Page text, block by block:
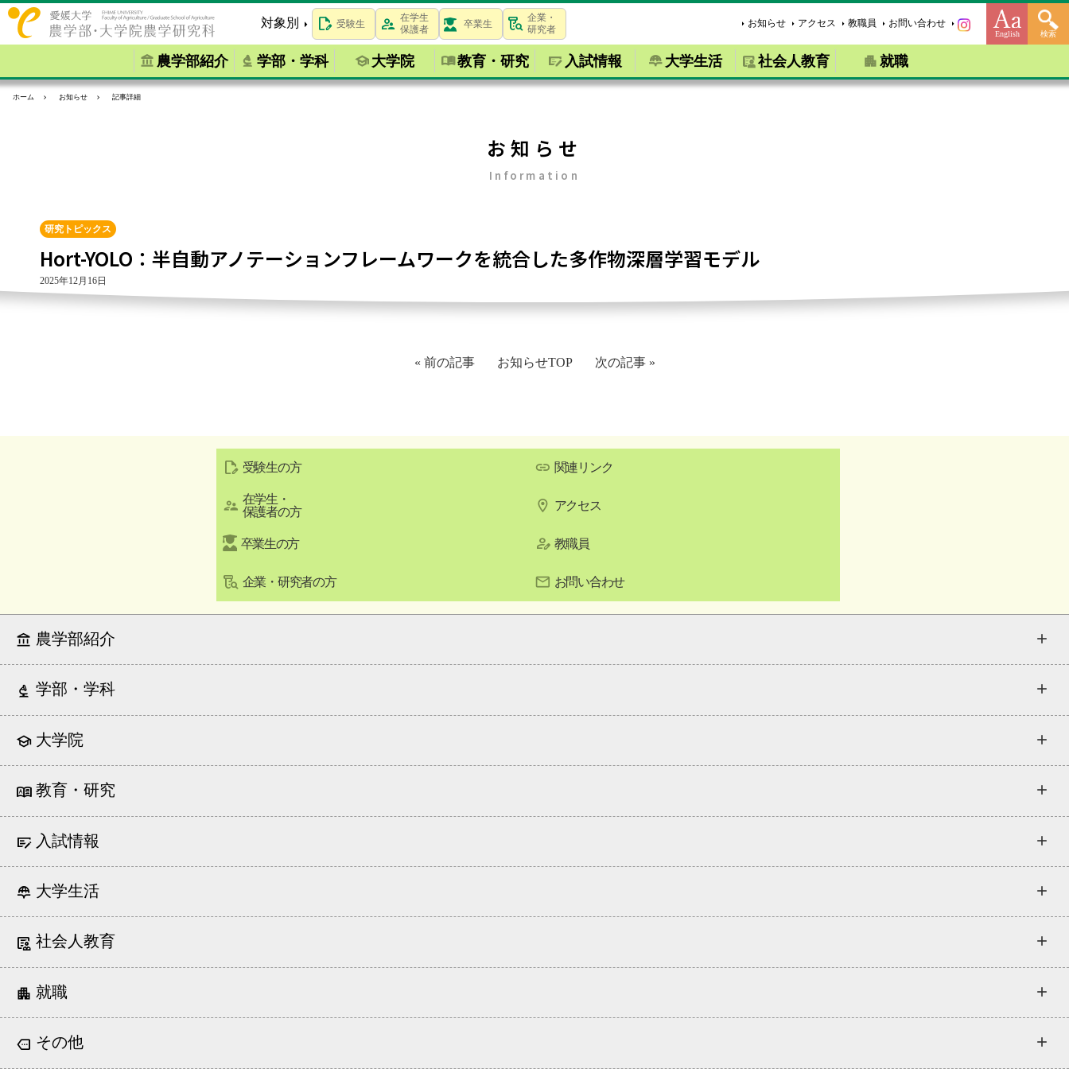
対象別 受験生
在学生
保護者
卒業生
企業・
研究者
お知らせ アクセス 教職員 お問い合わせ
English 検索
農学部紹介 学部・学科 大学院 教育・研究 入試情報 大学生活 社会人教育 就職
ホーム お知らせ 記事詳細
お知らせ
Information
研究トピックス
Hort-YOLO：半自動アノテーションフレームワークを統合した多作物深層学習モデル
2025年12月16日
« 前の記事 お知らせTOP 次の記事 »
受験生の方
在学生・
保護者の方
卒業生の方
企業・研究者の方
関連リンク
アクセス
教職員
お問い合わせ
農学部紹介
学部・学科
大学院
教育・研究
入試情報
大学生活
社会人教育
就職
その他